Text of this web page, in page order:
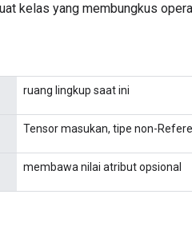
kelas yang membungkus
ruang lingkup saat ini
Tensor masukan, tipe non-
membawa nilai atribut opsional